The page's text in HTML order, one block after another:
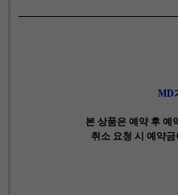
MD
본 상품은 예약 후 예
취소 요청 시 예약